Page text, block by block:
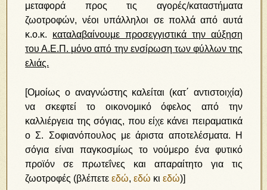
μεταφορά προς τις αγορές/καταστήματα
ζωοτροφών, νέοι υπάλληλοι σε πολλά από αυτά
κ.ο.κ. καταλαβαίνουμε προσεγγιστικά την αύξηση
του Α.Ε.Π. μόνο από την ενσίρωση των φύλλων της
ελιάς.
[Ομοίως ο αναγνώστης καλείται (κατ΄ αντιστοιχία)
να σκεφτεί το οικονομικό όφελος από την
καλλιέργεια της σόγιας, που είχε κάνει πειραματικά
ο Σ. Σοφιανόπουλος με άριστα αποτελέσματα. Η
σόγια είναι παγκοσμίως το νούμερο ένα φυτικό
προϊόν σε πρωτεΐνες και απαραίτητο για τις
ζωοτροφές (βλέπετεεδώ,εδώ κιεδώ)]